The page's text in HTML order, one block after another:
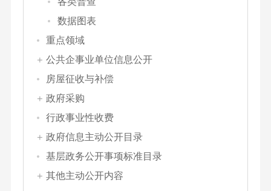
数据图表
重点领域
公共企事业单位信息公开
房屋征收与补偿
政府采购
行政事业性收费
政府信息主动公开目录
基层政务公开事项标准目录
其他主动公开内容